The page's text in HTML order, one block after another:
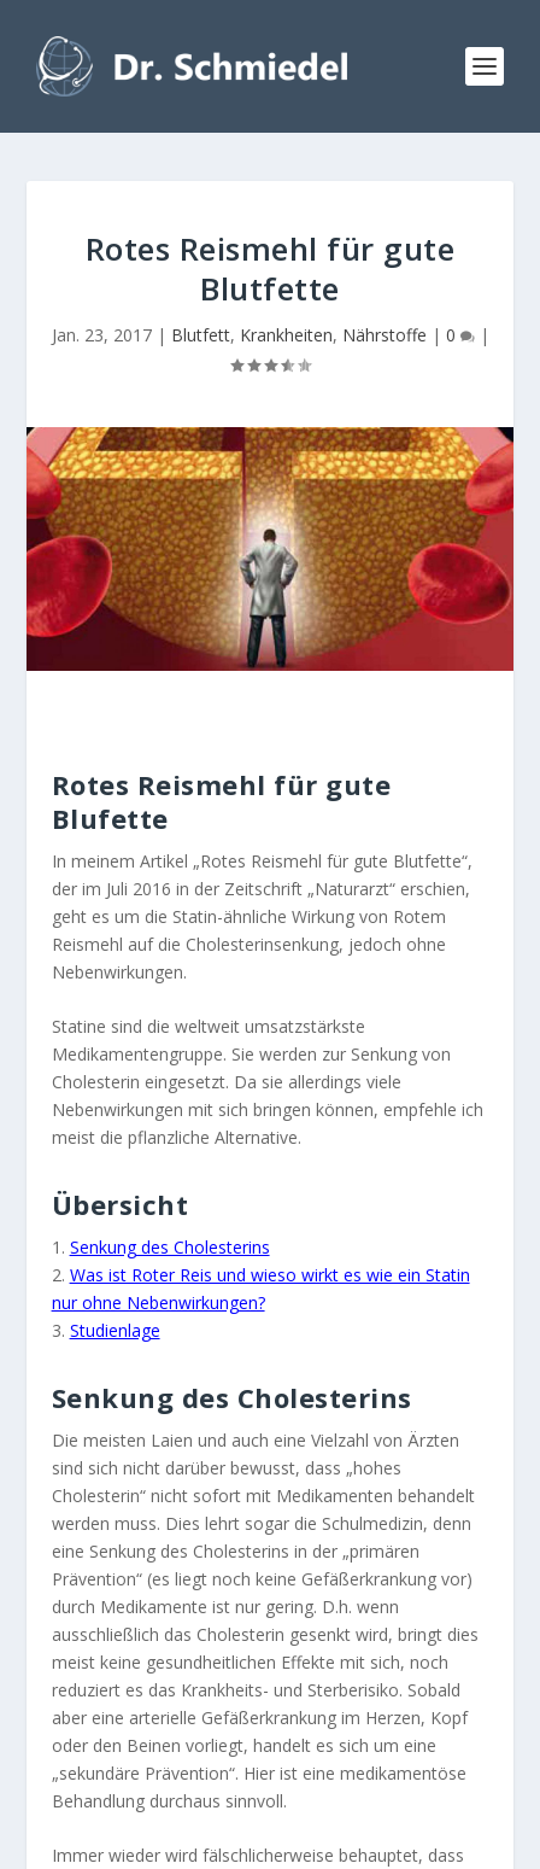
Rotes Reismehl für gute
Blutfette
Jan. 23, 2017| Blutfett, Krankheiten, Nährstoffe | 0 |
Rotes Reismehl für gute
Blufette
In meinem Artikel „Rotes Reismehl für gute Blutfette“,
der im Juli 2016 in der Zeitschrift „Naturarzt“ erschien,
geht es um die Statin-ähnliche Wirkung von Rotem
Reismehl auf die Cholesterinsenkung, jedoch ohne
Nebenwirkungen.
Statine sind die weltweit umsatzstärkste
Medikamentengruppe. Sie werden zur Senkung von
Cholesterin eingesetzt. Da sie allerdings viele
Nebenwirkungen mit sich bringen können, empfehle ich
meist die pflanzliche Alternative.
Übersicht
1. Senkung des Cholesterins
2. Was ist Roter Reis und wieso wirkt es wie ein Statin
nur ohne Nebenwirkungen?
3. Studienlage
Senkung des Cholesterins
Die meisten Laien und auch eine Vielzahl von Ärzten
sind sich nicht darüber bewusst, dass „hohes
Cholesterin“ nicht sofort mit Medikamenten behandelt
werden muss. Dies lehrt sogar die Schulmedizin, denn
eine Senkung des Cholesterins in der „primären
Prävention“ (es liegt noch keine Gefäßerkrankung vor)
durch Medikamente ist nur gering. D.h. wenn
ausschließlich das Cholesterin gesenkt wird, bringt dies
meist keine gesundheitlichen Effekte mit sich, noch
reduziert es das Krankheits- und Sterberisiko. Sobald
aber eine arterielle Gefäßerkrankung im Herzen, Kopf
oder den Beinen vorliegt, handelt es sich um eine
„sekundäre Prävention“. Hier ist eine medikamentöse
Behandlung durchaus sinnvoll.
Immer wieder wird fälschlicherweise behauptet, dass